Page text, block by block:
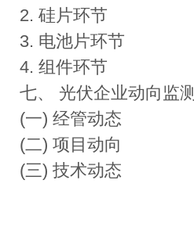
2. 硅片环节
3. 电池片环节
4. 组件环节
七、 光伏企业动向监测
(一) 经管动态
(二) 项目动向
(三) 技术动态